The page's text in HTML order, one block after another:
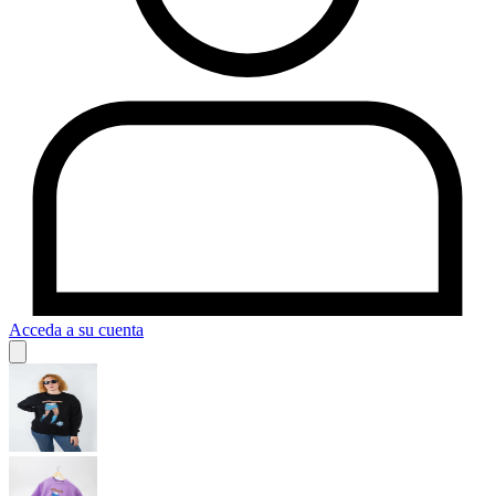
Acceda a su cuenta